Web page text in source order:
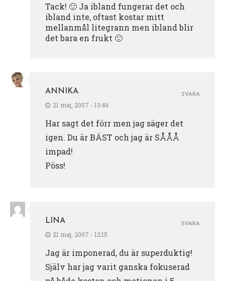
Tack! 🙂 Ja ibland fungerar det och
ibland inte, oftast kostar mitt
mellanmål litegrann men ibland blir
det bara en frukt 🙂
ANNIKA
21 maj, 2007 - 13:46
Har sagt det förr men jag säger det
igen. Du är BÄST och jag är SÅÅÅ
impad!
Pöss!
SVARA
LINA
21 maj, 2007 - 12:15
Jag är imponerad, du är superduktig!
Själv har jag varit ganska fokuserad
SVARA